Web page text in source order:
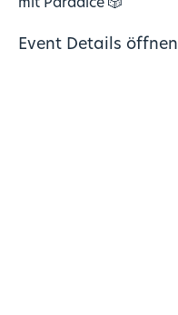
mit Paradice 🎲
Event Details öffnen